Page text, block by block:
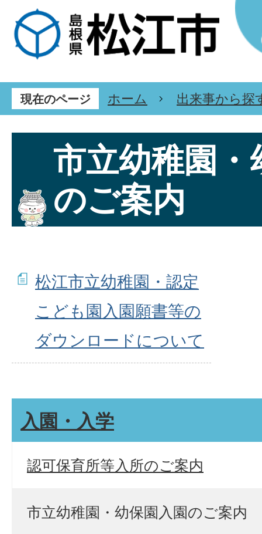
現在のページ ホーム 出来事から探
市立幼稚園・
のご案内
松江市立幼稚園・認定
こども園入園願書等の
ダウンロードについて
入園・入学
認可保育所等入所のご案内
市立幼稚園・幼保園入園のご案内